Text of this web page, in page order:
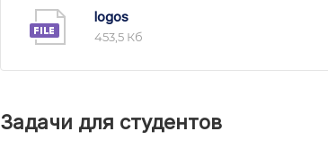
logos
453,5 Кб
Задачи для студентов